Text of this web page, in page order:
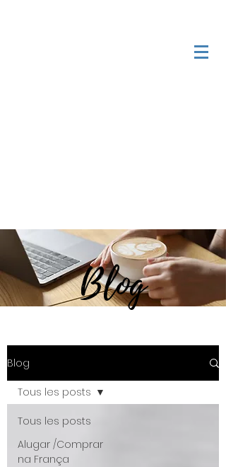
Blog
Blog
Tous les posts
Alugar /Comprar
na França
Tous les posts